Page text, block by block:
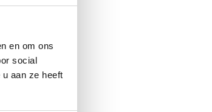
en om ons
social
aan ze heeft